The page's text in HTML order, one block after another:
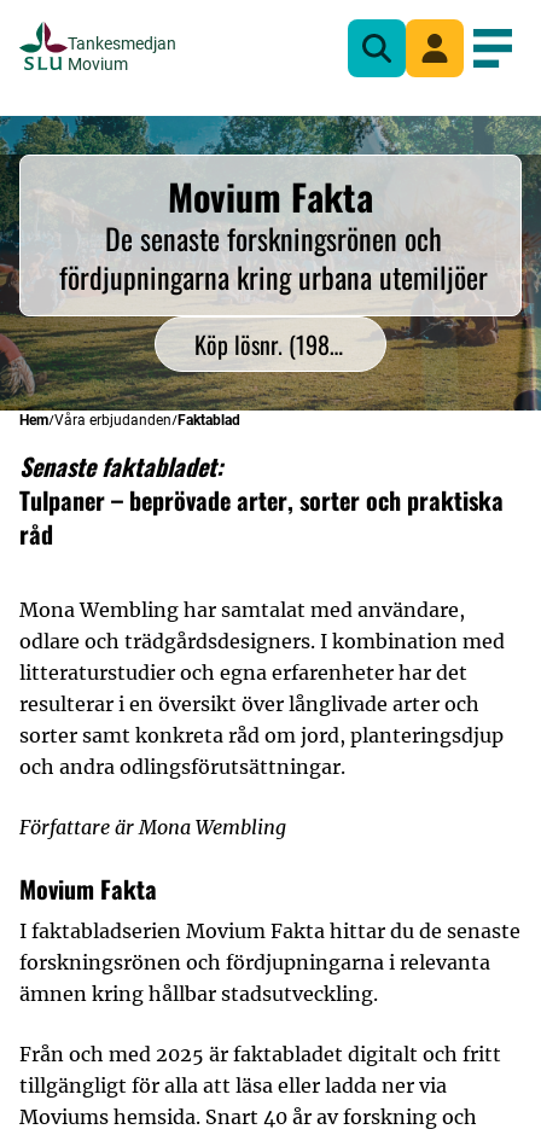
Tankesmedjan
Movium
Sök Mina sidor
Movium Fakta
De senaste forskningsrönen och
fördjupningarna kring urbana utemiljöer
Köp lösnr. (1987–2024)
Hem Våra erbjudanden Faktablad
Senaste faktabladet:
Tulpaner – beprövade arter, sorter och praktiska
råd
Mona Wembling har samtalat med användare,
odlare och trädgårdsdesigners. I kombination med
litteraturstudier och egna erfarenheter har det
resulterar i en översikt över långlivade arter och
sorter samt konkreta råd om jord, planteringsdjup
och andra odlingsförutsättningar.
Författare är Mona Wembling
Movium Fakta
I faktabladserien Movium Fakta hittar du de senaste
forskningsrönen och fördjupningarna i relevanta
ämnen kring hållbar stadsutveckling.
Från och med 2025 är faktabladet digitalt och fritt
tillgängligt för alla att läsa eller ladda ner via
Moviums hemsida. Snart 40 år av forskning och